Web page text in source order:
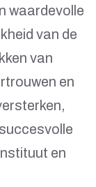
waardevolle
van de
van
en
en